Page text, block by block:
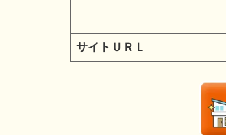
サイトＵＲＬ